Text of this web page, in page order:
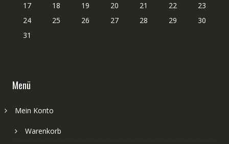
17
18 19 20 21 22
23
24
25 26 27 28 29
30
31
Menü
Mein Konto
Warenkorb